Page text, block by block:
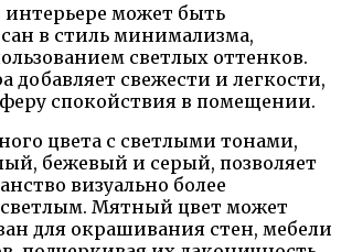
может быть
в стиль минимализма,
светлых оттенков.
добавляет свежести и легкости,
спокойствия в помещении.
цвета с светлыми тонами,
бежевый и серый, позволяет
визуально более
Мятный цвет может
для окрашивания стен, мебели